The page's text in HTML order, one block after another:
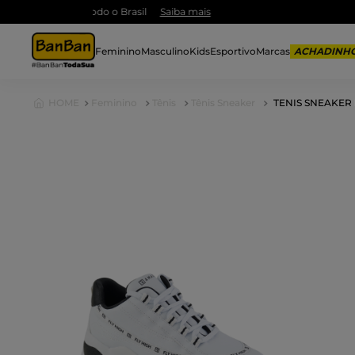
FemininoMasculinoKidsEsportivoMarcas
TENIS